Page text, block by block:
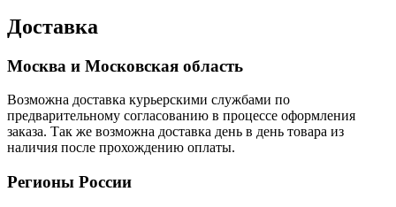
Доставка
Москва и Московская область
Возможна доставка курьерскими службами по
предварительному согласованию в процессе оформления
заказа. Так же возможна доставка день в день товара из
наличия после прохождению оплаты.
Регионы России